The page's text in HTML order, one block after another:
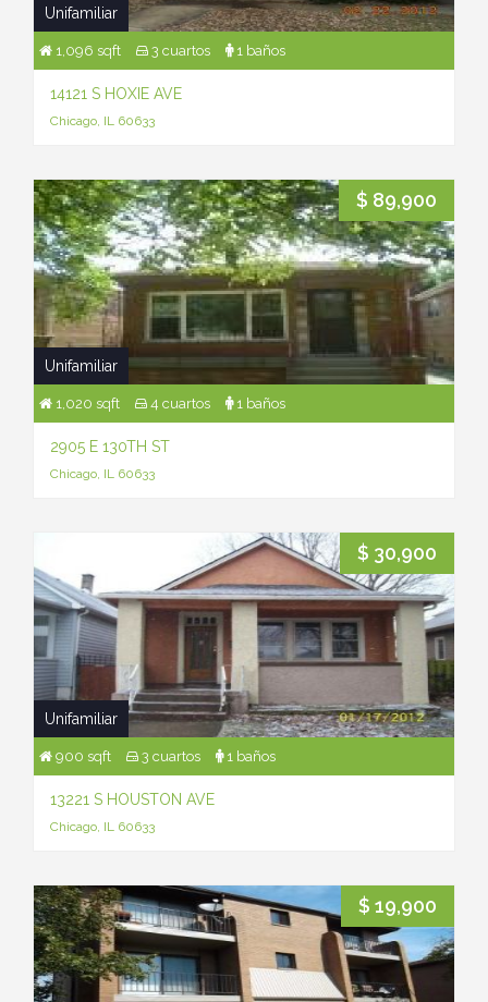
Unifamiliar
1,096 sqft 3 cuartos 1 baños
14121 S HOXIE AVE
Chicago, IL 60633
$ 89,900
Unifamiliar
1,020 sqft 4 cuartos 1 baños
2905 E 130TH ST
Chicago, IL 60633
$ 30,900
Unifamiliar
900 sqft 3 cuartos 1 baños
13221 S HOUSTON AVE
Chicago, IL 60633
$ 19,900